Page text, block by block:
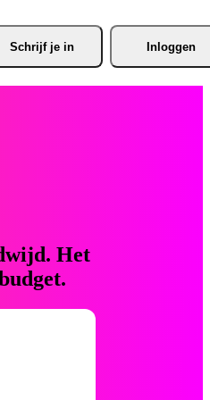
Schrijf je in Inloggen
Het